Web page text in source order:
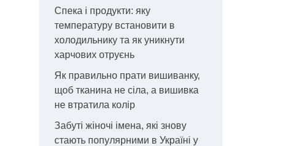
Спека і продукти: яку
температуру встановити в
холодильнику та як уникнути
харчових отруєнь
Як правильно прати вишиванку,
щоб тканина не сіла, а вишивка
не втратила колір
Забуті жіночі імена, які знову
стають популярними в Україні у